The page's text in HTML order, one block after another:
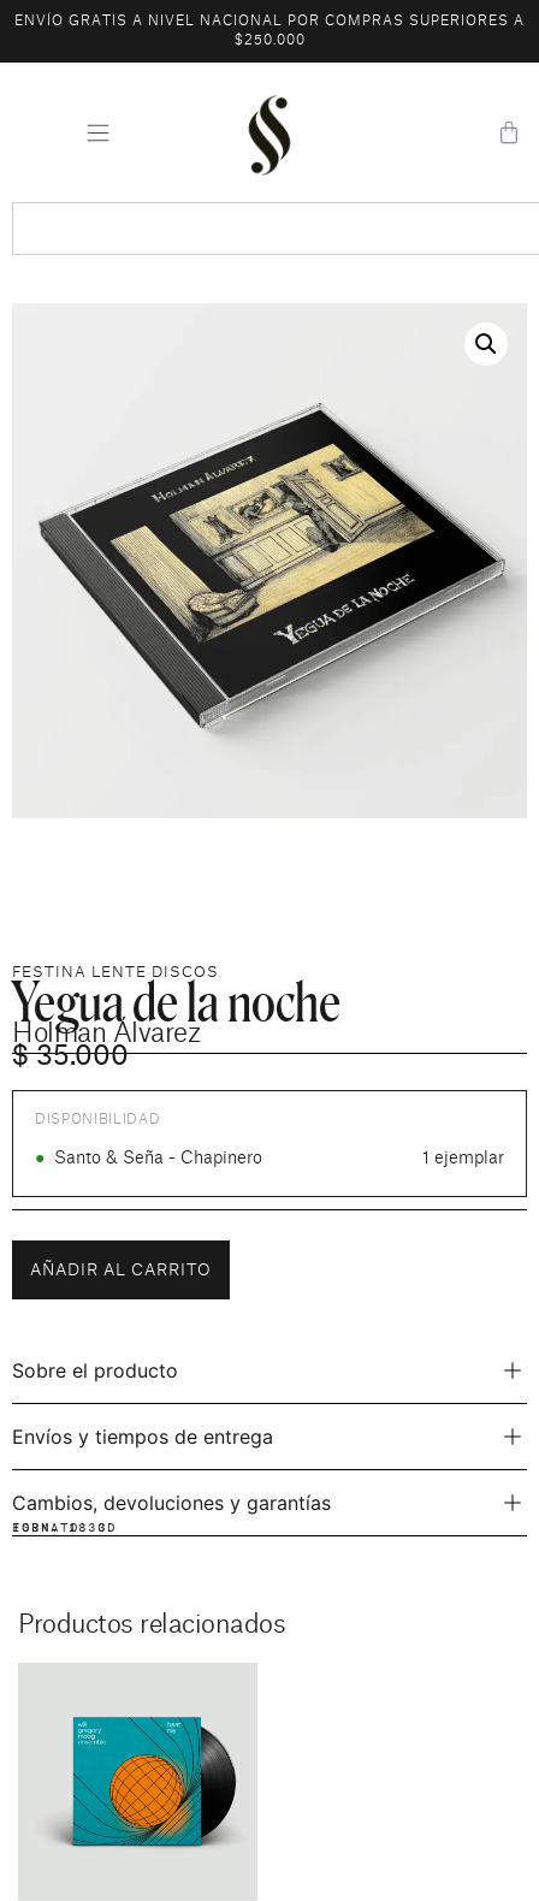
ENVÍO GRATIS A NIVEL NACIONAL POR COMPRAS SUPERIORES A
$250.000
FESTINA LENTE DISCOS
Yegua de la noche
Holman Álvarez
$35.000
DISPONIBILIDAD
● Santo & Seña - Chapinero 1 ejemplar
AÑADIR AL CARRITO
Sobre el producto
Envíos y tiempos de entrega
Cambios, devoluciones y garantías
FORMATO:CD
ISBN: 1833
Productos relacionados